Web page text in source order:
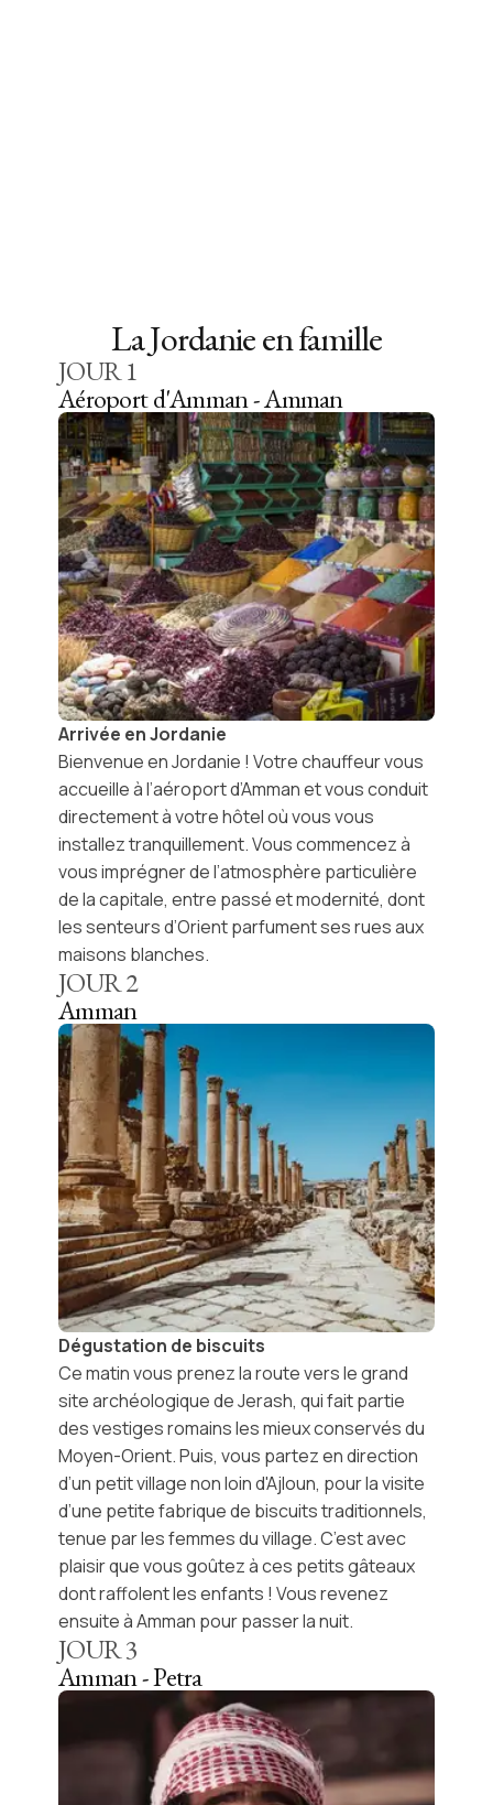
La Jordanie en famille
JOUR1
Aéroport d'Amman - Amman
Arrivée en Jordanie
Bienvenue en Jordanie ! Votre chauffeur vous
accueille àl’aéroport d’Ammanet vous conduit
directement à votre hôtel où vous vous
installez tranquillement. Vous commencez à
vous imprégner de l’atmosphère particulière
de la capitale, entre passé et modernité, dont
les senteurs d’Orient parfument ses rues aux
maisons blanches.
JOUR2
Amman
Dégustation de biscuits
Ce matin vous prenez la route vers le grand
site archéologique de Jerash, qui fait partie
des vestiges romains les mieux conservés du
Moyen-Orient. Puis, vous partez en direction
d’un petit village non loin d'Ajloun, pour la visite
d’une petite fabrique de biscuits traditionnels,
tenue par les femmes du village. C’est avec
plaisir que vous goûtez à ces petits gâteaux
dont raffolent les enfants ! Vous revenez
ensuite à Amman pour passer la nuit.
JOUR3
Amman - Petra